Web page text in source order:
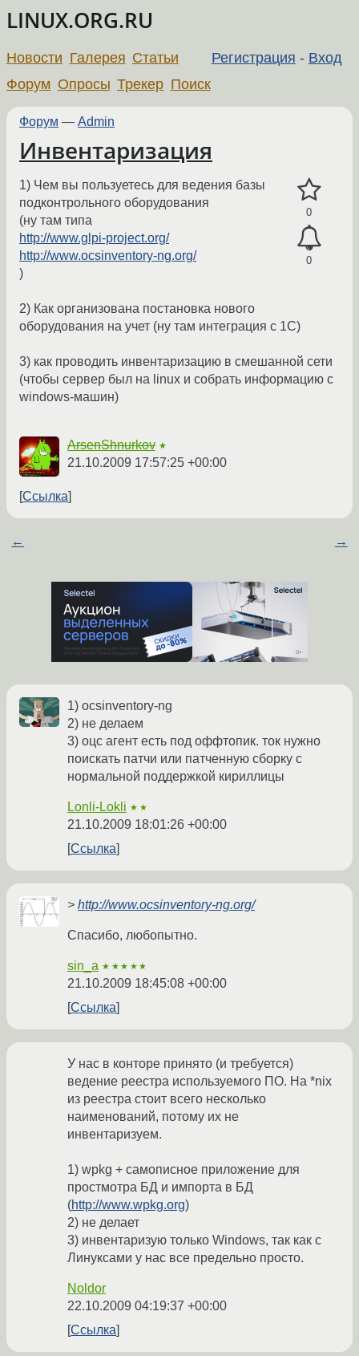
LINUX.ORG.RU
Регистрация - Вход
Новости Галерея Статьи
Форум Опросы Трекер Поиск
Форум — Admin
Инвентаризация
0
0
1) Чем вы пользуетесь для ведения базы
подконтрольного оборудования
(ну там типа
http://www.glpi-project.org/
http://www.ocsinventory-ng.org/
)
2) Как организована постановка нового
оборудования на учет (ну там интеграция с 1C)
3) как проводить инвентаризацию в смешанной сети
(чтобы сервер был на linux и собрать информацию с
windows-машин)
ArsenShnurkov ★
21.10.2009 17:57:25 +00:00
Ссылка
← →
1) ocsinventory-ng
2) не делаем
3) оцс агент есть под оффтопик. ток нужно
поискать патчи или патченную сборку с
нормальной поддержкой кириллицы
Lonli-Lokli ★★
21.10.2009 18:01:26 +00:00
Ссылка
> http://www.ocsinventory-ng.org/
Спасибо, любопытно.
sin_a ★★★★★
21.10.2009 18:45:08 +00:00
Ссылка
У нас в конторе принято (и требуется)
ведение реестра используемого ПО. На *nix
из реестра стоит всего несколько
наименований, потому их не
инвентаризуем.
1) wpkg + самописное приложение для
простмотра БД и импорта в БД
(http://www.wpkg.org)
2) не делает
3) инвентаризую только Windows, так как с
Линуксами у нас все предельно просто.
Noldor
22.10.2009 04:19:37 +00:00
Ссылка